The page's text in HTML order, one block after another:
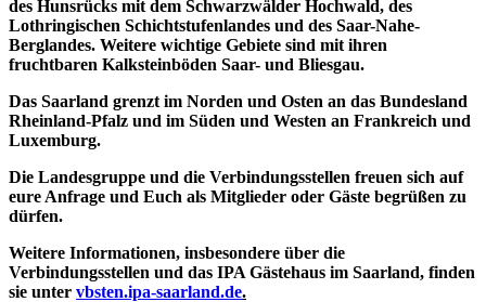
des Hunsrücks mit dem Schwarzwälder Hochwald, des
Lothringischen Schichtstufenlandes und des Saar-Nahe-
Berglandes. Weitere wichtige Gebiete sind mit ihren
fruchtbaren Kalksteinböden Saar- und Bliesgau.
Das Saarland grenzt im Norden und Osten an das Bundesland
Rheinland-Pfalz und im Süden und Westen an Frankreich und
Luxemburg.
Die Landesgruppe und die Verbindungsstellen freuen sich auf
eure Anfrage und Euch als Mitglieder oder Gäste begrüßen zu
dürfen.
Weitere Informationen, insbesondere über die
Verbindungsstellen und das IPA Gästehaus im Saarland, finden
sie unter vbsten.ipa-saarland.de.